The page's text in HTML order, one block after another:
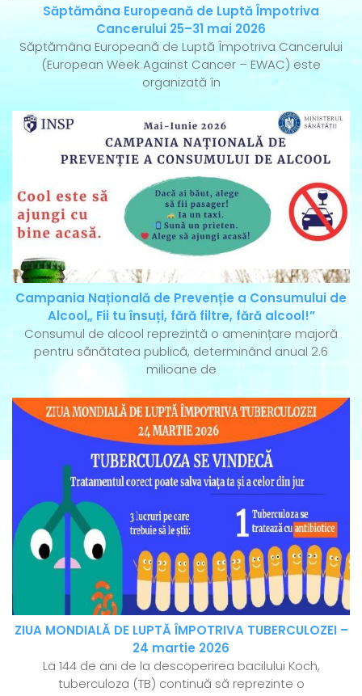
Săptămâna Europeană de Luptă Împotriva
Cancerului 25–31 mai 2026
Săptămâna Europeană de Luptă Împotriva Cancerului
(European Week Against Cancer – EWAC) este
organizată în
Campania Națională de Prevenție a Consumului de
Alcool„ Fii tu însuți, fără filtre, fără alcool!”
Consumul de alcool reprezintă o amenințare majoră
pentru sănătatea publică, determinând anual 2.6
milioane de
ZIUA MONDIALĂ DE LUPTĂ ÎMPOTRIVA TUBERCULOZEI –
24 martie 2026
La 144 de ani de la descoperirea bacilului Koch,
tuberculoza (TB) continuă să reprezinte o